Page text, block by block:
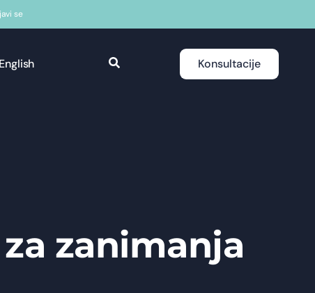
se
English Konsultacije
zanimanja